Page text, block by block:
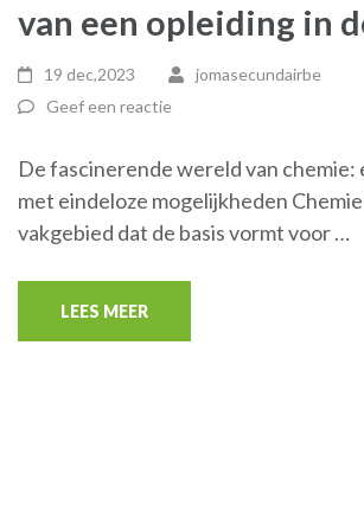
van een opleiding in
19 dec,2023
jomasecundairbe
Geef een reactie
De fascinerende wereld van chemie:
met eindeloze mogelijkheden
vakgebied dat de basis vormt voor …
LEES MEER